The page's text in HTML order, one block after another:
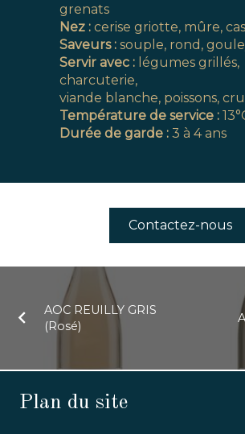
grenats
Nez : cerise griotte, mûre,
Saveurs : souple, rond,
Servir avec : légumes grillés,
charcuterie,
viande blanche, poissons,
Température de service :
Durée de garde : 3 à 4 ans
Contactez-nous
AOC REUILLY GRIS
(Rosé)
Plan du site